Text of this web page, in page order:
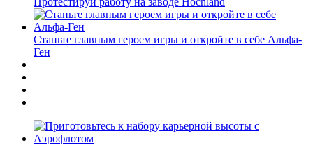
Станьте главным героем игры и откройте в себе Альфа-
Ген